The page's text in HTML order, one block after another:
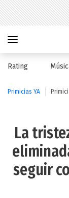
Rating
Primicias YA
La
seguir